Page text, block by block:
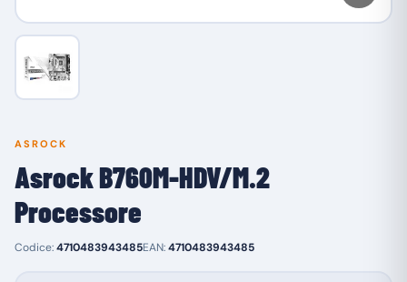
ASROCK
Asrock B760M-HDV/M.2
Processore
Codice:4710483943485EAN:4710483943485